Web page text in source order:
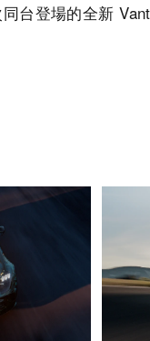
台登場的全新